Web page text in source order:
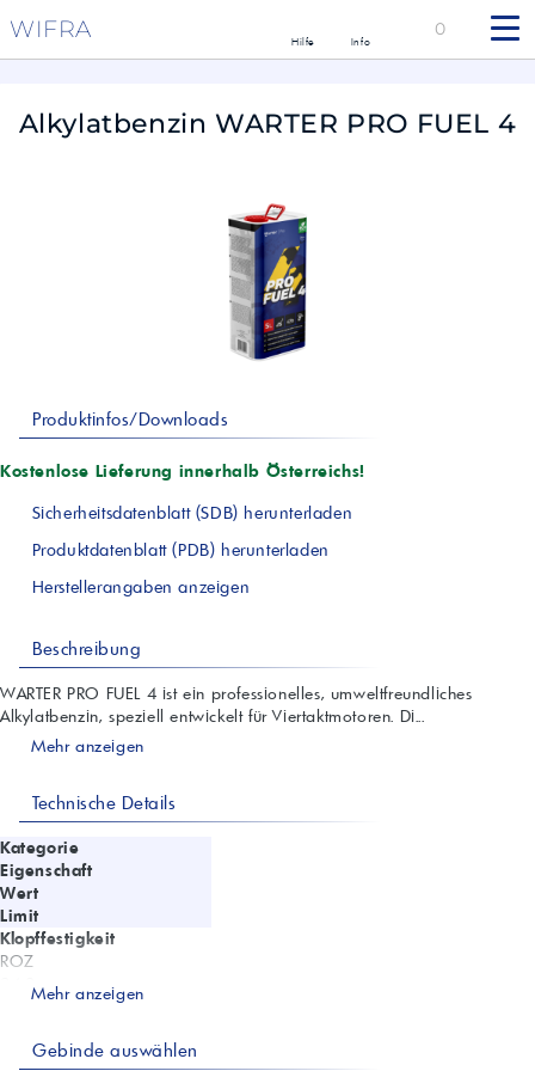
WIFRA Hilfe Info
0
Alkylatbenzin WARTER PRO FUEL 4
Produktinfos/Downloads
Kostenlose Lieferung innerhalb Österreichs!
Sicherheitsdatenblatt (SDB) herunterladen
Produktdatenblatt (PDB) herunterladen
Herstellerangaben anzeigen
Beschreibung
WARTER PRO FUEL 4 ist ein professionelles, umweltfreundliches
Alkylatbenzin, speziell entwickelt für Viertaktmotoren. Di...
Mehr anzeigen
Technische Details
Kategorie
Eigenschaft
Wert
Limit
Klopffestigkeit
ROZ
94,3
92,1
Mehr anzeigen
Gebinde auswählen